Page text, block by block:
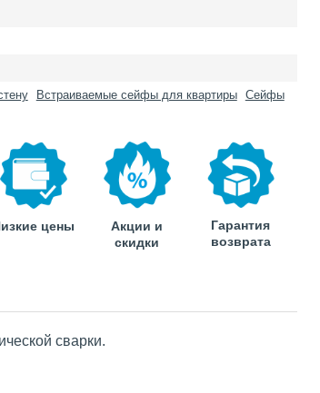
Встраиваемые сейфы для квартиры
Сейфы
цены
Акции и
скидки
Гарантия
возврата
сварки.